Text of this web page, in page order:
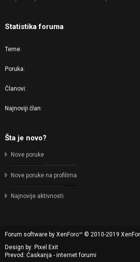
Statistika foruma
Teme
Poruka
Članovi
Najnoviji član
Šta je novo?
Nove poruke
Nove poruke na profilima
Najnovije aktivnosti
Forum software by XenForo™ © 2010-2019
Design by: Pixel Exit
Prevod: Ćaskanja - internet forumi